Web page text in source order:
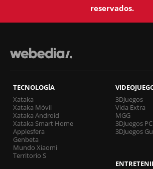
reservados.
TECNOLOGÍA
Xataka
Xataka Móvil
Xataka Android
Xataka Smart Home
Applesfera
Genbeta
Mundo Xiaomi
Territorio S
3DJuegos
Vida Extra
MGG
3DJuegos PC
3DJuegos